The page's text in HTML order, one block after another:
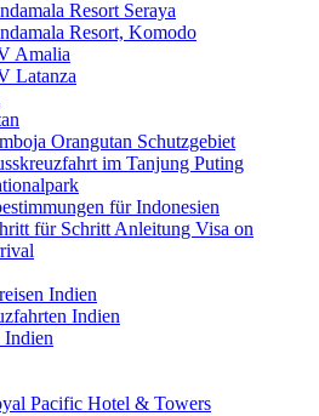
Resort Seraya
Resort, Komodo
Amalia
Latanza
Orangutan Schutzgebiet
im Tanjung Puting
für Indonesien
für Schritt Anleitung Visa on
Indien
Indien
Indien
Pacific Hotel & Towers